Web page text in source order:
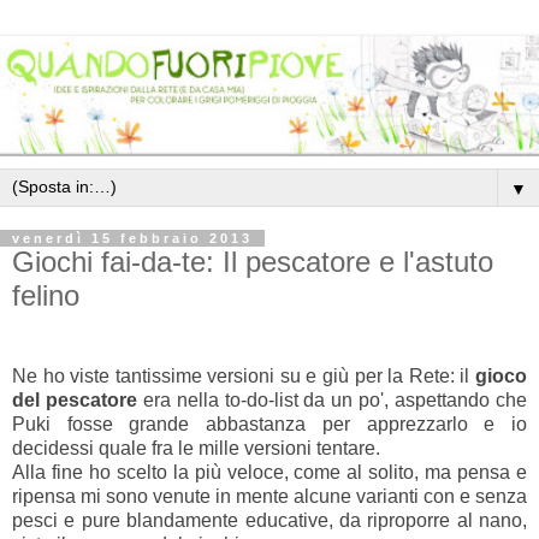
▼
venerdì 15 febbraio 2013
Giochi fai-da-te: Il pescatore e l'astuto
felino
Ne ho viste tantissime versioni su e giù per la Rete: il gioco
del pescatoreera nella to-do-list da un po', aspettando che
Puki fosse grande abbastanza per apprezzarlo e io
decidessi quale fra le mille versioni tentare.
Alla fine ho scelto la più veloce, come al solito, ma pensa e
ripensa mi sono venute in mente alcune varianti con e senza
pesci e pure blandamente educative, da riproporre al nano,